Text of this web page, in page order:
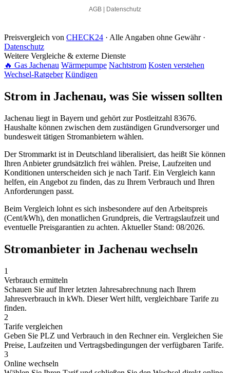
Preisvergleich von CHECK24 · Alle Angaben ohne Gewähr ·
Datenschutz
Weitere Vergleiche & externe Dienste
🔥 Gas Jachenau Wärmepumpe Nachtstrom Kosten verstehen
Wechsel-Ratgeber Kündigen
Strom in Jachenau, was Sie wissen sollten
Jachenau liegt in Bayern und gehört zur Postleitzahl 83676.
Haushalte können zwischen dem zuständigen Grundversorger und
bundesweit tätigen Stromanbietern wählen.
Der Strommarkt ist in Deutschland liberalisiert, das heißt Sie können
Ihren Anbieter grundsätzlich frei wählen. Preise, Laufzeiten und
Konditionen unterscheiden sich je nach Tarif. Ein Vergleich kann
helfen, ein Angebot zu finden, das zu Ihrem Verbrauch und Ihren
Anforderungen passt.
Beim Vergleich lohnt es sich insbesondere auf den Arbeitspreis
(Cent/kWh), den monatlichen Grundpreis, die Vertragslaufzeit und
eventuelle Preisgarantien zu achten. Aktueller Stand: 08/2026.
Stromanbieter in Jachenau wechseln
1
Verbrauch ermitteln
Schauen Sie auf Ihrer letzten Jahresabrechnung nach Ihrem
Jahresverbrauch in kWh. Dieser Wert hilft, vergleichbare Tarife zu
finden.
2
Tarife vergleichen
Geben Sie PLZ und Verbrauch in den Rechner ein. Vergleichen Sie
Preise, Laufzeiten und Vertragsbedingungen der verfügbaren Tarife.
3
Online wechseln